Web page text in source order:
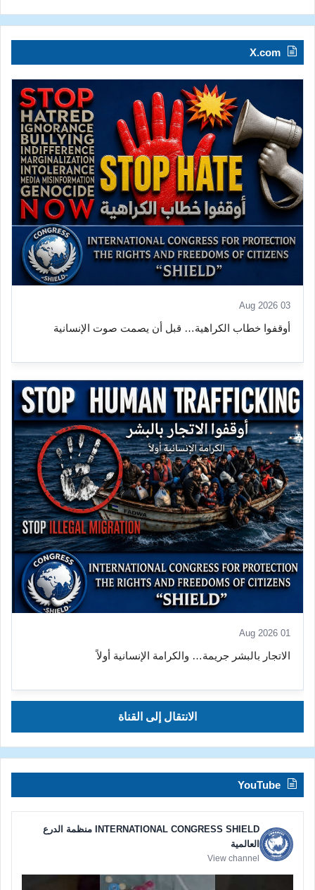
X.com
03 Aug 2026
أوقفوا خطاب الكراهية… قبل أن يصمت صوت الإنسانية
01 Aug 2026
الاتجار بالبشر جريمة… والكرامة الإنسانية أولاً
الانتقال إلى القناة
YouTube
INTERNATIONAL CONGRESS SHIELD منظمة الدرع
العالمية
View channel